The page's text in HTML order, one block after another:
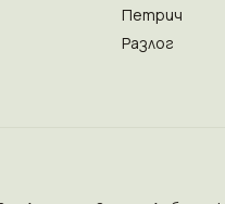
Петрич
Разлог